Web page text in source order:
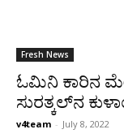
Fresh News
ಓಮಿನಿ ಕಾರಿನ
ಸುರತ್ಕಲ್‍ನ
v4team - July 8, 2022